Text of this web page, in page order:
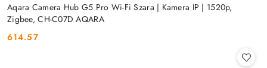
Aqara Camera Hub G5 Pro Wi-Fi Szara | Kamera IP | 1520p,
Zigbee, CH-C07D AQARA
Cena:
614.57